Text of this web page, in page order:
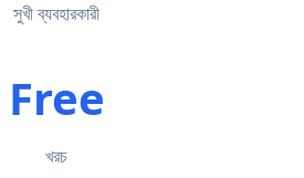
সুখী ব্যবহারকারী
Free
খরচ